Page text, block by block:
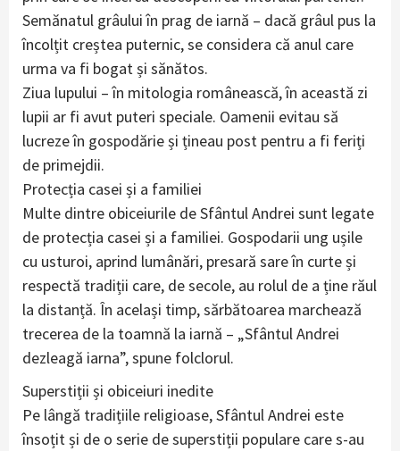
Semănatul grâului în prag de iarnă – dacă grâul pus la
încolțit creștea puternic, se considera că anul care
urma va fi bogat și sănătos.
Ziua lupului – în mitologia românească, în această zi
lupii ar fi avut puteri speciale. Oamenii evitau să
lucreze în gospodărie și țineau post pentru a fi feriți
de primejdii.
Protecția casei și a familiei
Multe dintre obiceiurile de Sfântul Andrei sunt legate
de protecția casei și a familiei. Gospodarii ung ușile
cu usturoi, aprind lumânări, presară sare în curte și
respectă tradiții care, de secole, au rolul de a ține răul
la distanță. În același timp, sărbătoarea marchează
trecerea de la toamnă la iarnă – „Sfântul Andrei
dezleagă iarna”, spune folclorul.
Superstiții și obiceiuri inedite
Pe lângă tradițiile religioase, Sfântul Andrei este
însoțit și de o serie de superstiții populare care s-au